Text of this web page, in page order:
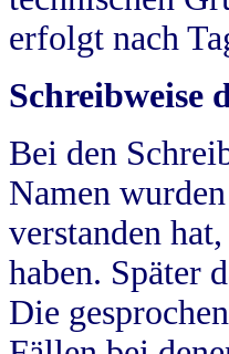
erfolgt nach
Schreibweise
Bei den
Namen
verstanden
haben. Später
Die